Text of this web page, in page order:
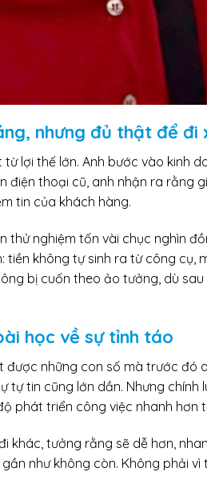
nhưng đủ thật để đi
lợi thế lớn. Anh bước vào kinh
điện thoại cũ, anh nhận ra rằng
tin của khách hàng.
thử nghiệm tốn vài chục nghìn
không tự sinh ra từ công cụ,
bị cuốn theo ảo tưởng, dù
học về sự tỉnh táo
được những con số mà trước đó
tự tin cũng lớn dần. Nhưng
phát triển công việc nhanh hơn
khác, tưởng rằng sẽ dễ hơn,
như không còn. Không phải